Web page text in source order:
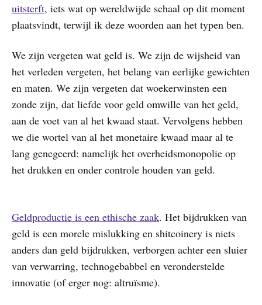
uitsterft, iets wat op wereldwijde schaal op dit moment
plaatsvindt, terwijl ik deze woorden aan het typen ben.
We zijn vergeten wat geld is. We zijn de wijsheid van
het verleden vergeten, het belang van eerlijke gewichten
en maten. We zijn vergeten dat woekerwinsten een
zonde zijn, dat liefde voor geld omwille van het geld,
aan de voet van al het kwaad staat. Vervolgens hebben
we die wortel van al het monetaire kwaad maar al te
lang genegeerd: namelijk het overheidsmonopolie op
het drukken en onder controle houden van geld.
Geldproductie is een ethische zaak. Het bijdrukken van
geld is een morele mislukking en shitcoinery is niets
anders dan geld bijdrukken, verborgen achter een sluier
van verwarring, technogebabbel en veronderstelde
innovatie (of erger nog: altruïsme).